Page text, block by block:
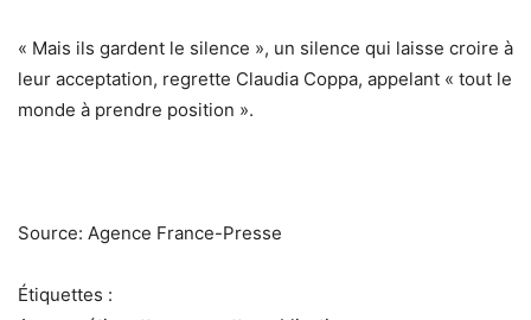
« Mais ils gardent le silence », un silence qui laisse croire à
leur acceptation, regrette Claudia Coppa, appelant « tout le
monde à prendre position ».
Source: Agence France-Presse
Étiquettes :